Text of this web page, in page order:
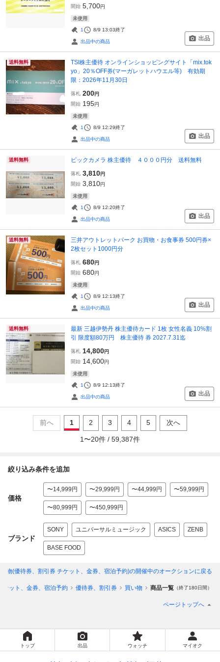
開始 5,700円
未使用
1 8/9 13:03終了
出品中の商品 出品
送料無料
TSI株主優待 オンラインショッピングサイト「mix.tok
yo」20％OFF券(マーガレットハウエル等) 有効期
限：2026年11月30日
落札 200円
開始 195円
未使用
1 8/9 12:29終了
出品中の商品 出品
送料無料 ビックカメラ 株主優待 ４０００円分 送料無料
落札 3,810円
開始 3,810円
未使用
1 8/9 12:20終了
出品中の商品 出品
送料無料
三井アウトレットパーク お買物・お食事券 500円券×
2枚セット1000円分
落札 680円
開始 680円
未使用
1 8/9 12:13終了
出品中の商品 出品
送料無料
最新 三越伊勢丹 株主優待カード 1枚 女性名義 10%割
引 限度額80万円 株主優待 券 2027.7.31迄
落札 14,800円
開始 14,600円
未使用
1 8/9 12:13終了
出品中の商品 出品
前へ 1 2 3 4 5 次へ
1 〜20件 / 59,387件
絞り込み条件を追加
価格
〜14,999円 〜29,999円 〜44,999円 〜59,999円
〜80,999円 〜450,999円
ブランド
SONY ユニバーサルミュージック ASICS ZENB
BASE FOOD
物(優待券、割引券 チケット、金券、宿泊予約)の開催中のオークションに戻る
ケット、金券、宿泊予約 優待券、割引券 買い物 商品一覧 （終了180日間）
ページトップへ
トップ 出品 ウォッチ マイオク